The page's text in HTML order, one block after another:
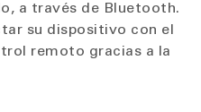
a través de Bluetooth.
su dispositivo con el
remoto gracias a la